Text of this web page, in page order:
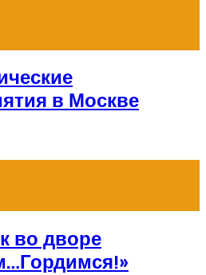
в Москве
во дворе